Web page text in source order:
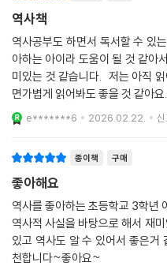
도와 신선한 캐릭터, 긴장감 넘치
제 소년 ‘석솔’은 나라에 전쟁이
지 않기 위해 도둑질을 일삼는다.
들게 된 석솔은 백제 최후의 결정
복판에 서게 된다. 석솔은 전쟁으
을 지켜보며 소중한 것은 자기 손
에 저물어 버린 왕국, 그 시기를
삼국 중 가장 일찍이 멸망을 맞은
록과 유물이 현저히 부족하다. 따
그동안 쉽게 만나 보기 어려웠다.
을 토대로 새롭게 밝혀지거나 재
제 멸망의 모습을 사실적으로 그려
역사책
역사공부도 하면서 독서할 수 있
아하는 아이라 도움이 될 것 같아
미있는 것 같습니다. 저는 아직
면가볍게 읽어봐도 좋을 것 같아요.
e*******6 2026.02.22. 신
종이책 구매
좋아해요
역사를 좋아하는 초등학교 3학년
역사적 사실을 바탕으로 해서 재
있고 역사도 알 수 있어서 좋은
천합니다~좋아요~